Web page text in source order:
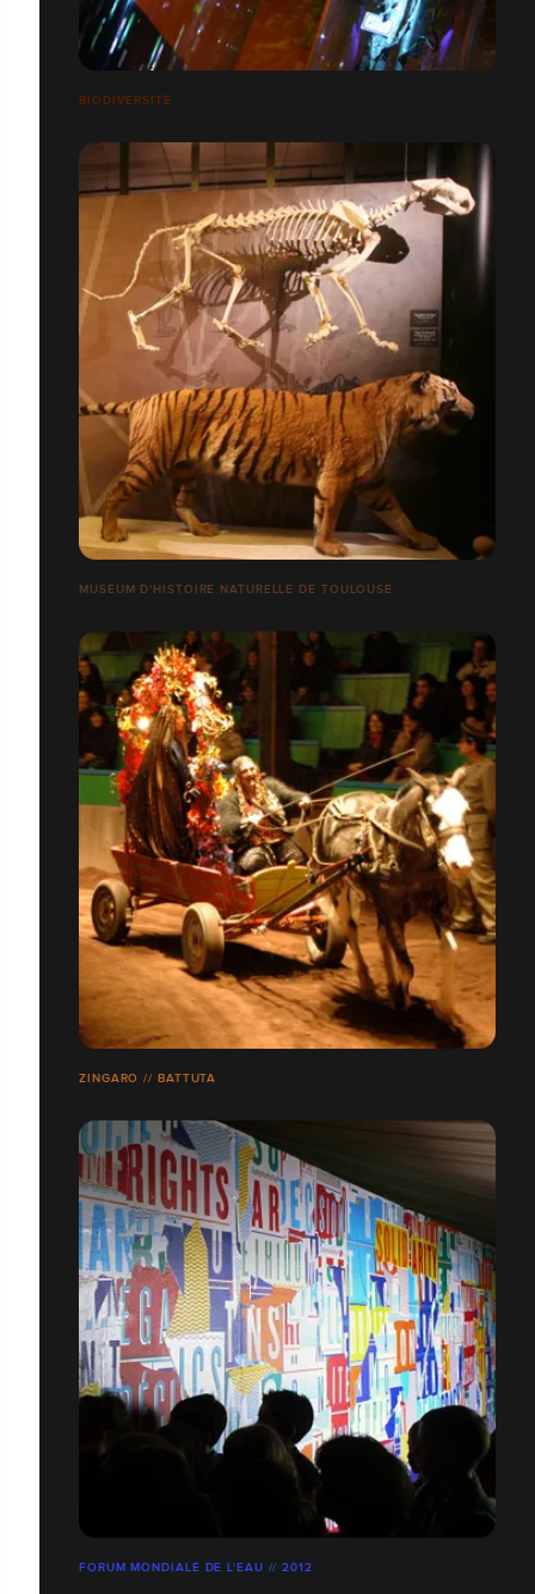
BIODIVERSITÉ
MUSÉUM D'HISTOIRE NATURELLE DE TOULOUSE
ZINGARO // BATTUTA
FORUM MONDIALE DE L'EAU // 2012